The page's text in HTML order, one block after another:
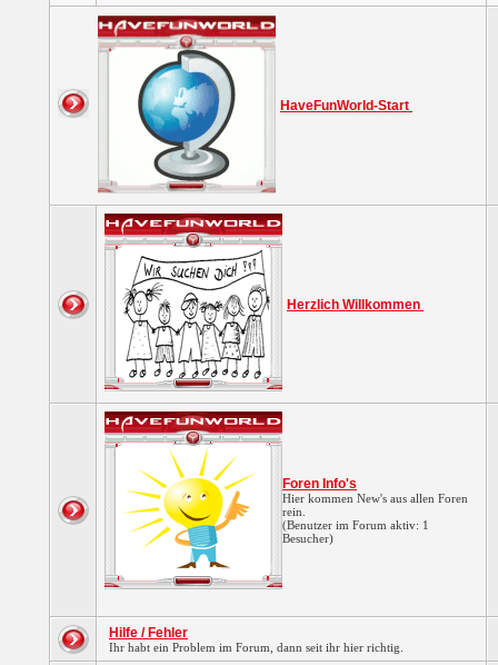
HaveFunWorld-Start
Herzlich Willkommen
Foren Info's
Hier kommen New's aus allen Foren
rein.
(Benutzer im Forum aktiv: 1
Besucher)
Hilfe / Fehler
Ihr habt ein Problem im Forum, dann seit ihr hier richtig.